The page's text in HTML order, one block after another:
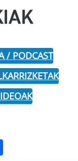
/ PODCAST